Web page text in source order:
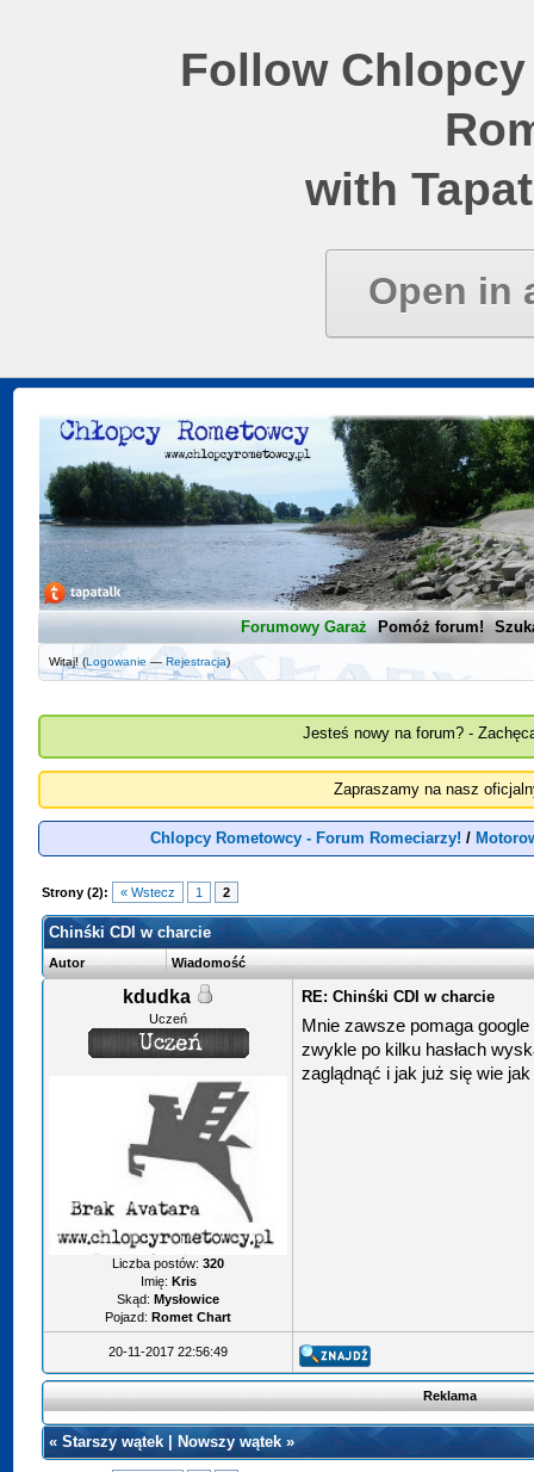
Follow
with
Open in
Forumowy Garaż Pomóż forum!
Witaj! (Logowanie —Rejestracja)
Jesteś nowy na forum? -
Zapraszamy na nasz
Chlopcy Rometowcy - Forum Romeciarzy! /
Strony (2): « Wstecz 1 2
Chinśki CDI w charcie
Autor Wiadomość
kdudka
Uczeń
Liczba postów:320
Imię: Kris
Skąd: Mysłowice
Pojazd: Romet Chart
RE: Chinśki CDI w charcie
Mnie zawsze pomaga
zwykle po kilku hasłach
zaglądnąć i jak już się wie
20-11-2017 22:56:49
Reklama
«Starszy wątek Nowszy wątek»